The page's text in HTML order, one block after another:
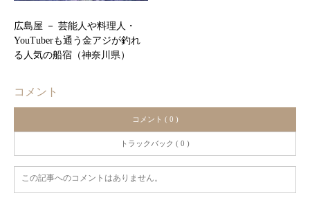
広島屋 － 芸能人や料理人・
YouTuberも通う金アジが釣れ
る人気の船宿（神奈川県）
コメント
コメント ( 0 )
トラックバック ( 0 )
この記事へのコメントはありません。